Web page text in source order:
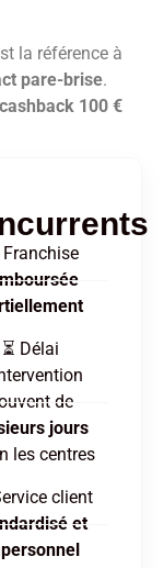
la référence à
pare-brise.
cashback 100 €
⏳ Délai
de
jours
les centres
client
et